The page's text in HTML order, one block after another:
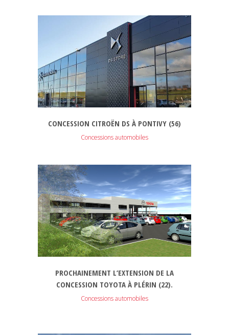
CONCESSION CITROËN DS À PONTIVY (56)
Concessions automobiles
PROCHAINEMENT L’EXTENSION DE LA
CONCESSION TOYOTA À PLÉRIN (22).
Concessions automobiles